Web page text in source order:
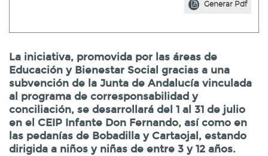
Generar Pdf
La iniciativa, promovida por las áreas de
Educación y Bienestar Social gracias a una
subvención de la Junta de Andalucía vinculada
al programa de corresponsabilidad y
conciliación, se desarrollará del 1 al 31 de julio
en el CEIP Infante Don Fernando, así como en
las pedanías de Bobadilla y Cartaojal, estando
dirigida a niños y niñas de entre 3 y 12 años.